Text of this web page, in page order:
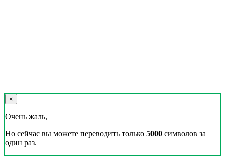
×
Очень жаль,
Но сейчас вы можете переводить только 5000 символов за
один раз.